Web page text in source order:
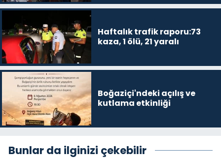
Haftalık trafik raporu:73
kaza, 1 ölü, 21 yaralı
Boğaziçi'ndeki açılış ve
kutlama etkinliği
Bunlar da ilginizi çekebilir